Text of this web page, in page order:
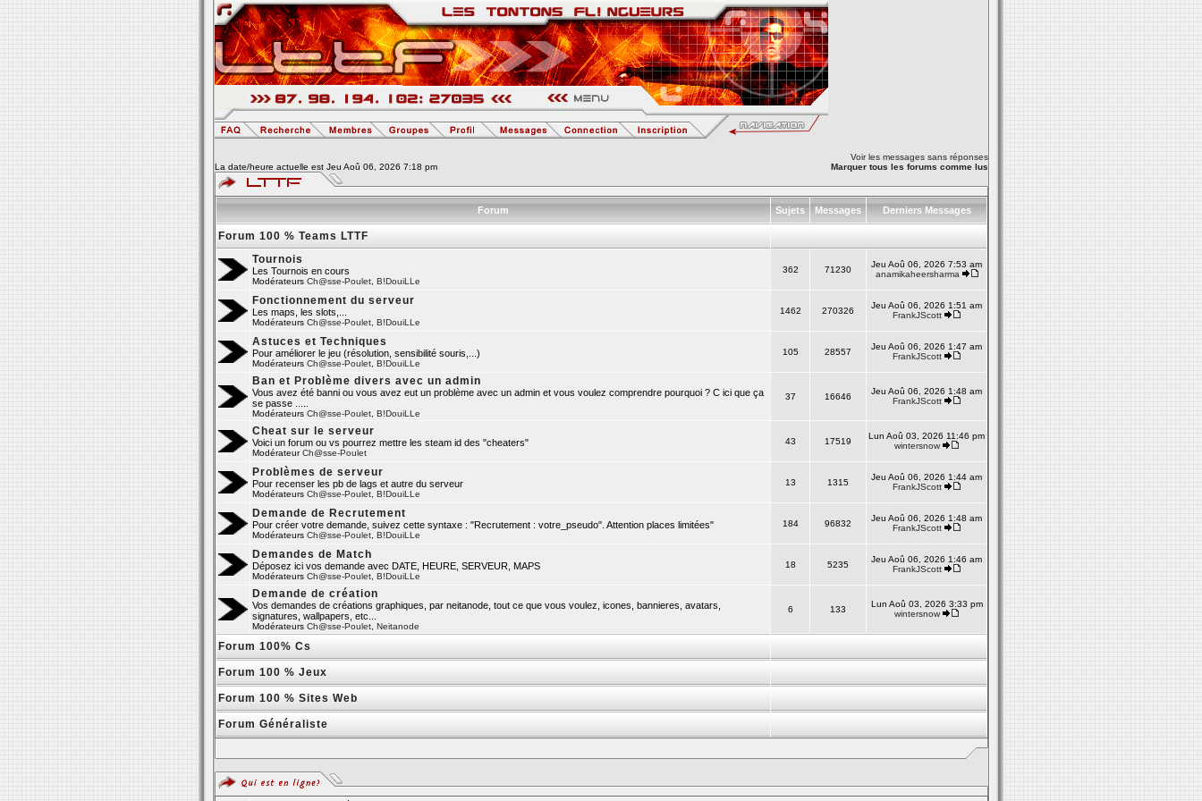
La date/heure actuelle est Jeu Aoû 06, 2026 7:18 pm
Voir les messages sans réponses
Marquer tous les forums comme lus
Forum Sujets Messages Derniers Messages
Forum 100 % Teams LTTF
Tournois
Les Tournois en cours
Modérateurs Ch@sse-Poulet B!DouiLLe
362 71230
Jeu Aoû 06, 2026 7:53 am
anamikaheersharma
Fonctionnement du serveur
Les maps, les slots,...
Modérateurs Ch@sse-Poulet B!DouiLLe
1462 270326
Jeu Aoû 06, 2026 1:51 am
FrankJScott
Astuces et Techniques
Pour améliorer le jeu (résolution, sensibilité souris,...)
Modérateurs Ch@sse-Poulet B!DouiLLe
105 28557
Jeu Aoû 06, 2026 1:47 am
FrankJScott
Ban et Problème divers avec un admin
Vous avez été banni ou vous avez eut un problème avec un admin et vous voulez comprendre pourquoi ? C ici que ça
se passe .....
Modérateurs Ch@sse-Poulet B!DouiLLe
37 16646
Jeu Aoû 06, 2026 1:48 am
FrankJScott
Cheat sur le serveur
Voici un forum ou vs pourrez mettre les steam id des "cheaters"
ModérateurCh@sse-Poulet
43 17519
Lun Aoû 03, 2026 11:46 pm
wintersnow
Problèmes de serveur
Pour recenser les pb de lags et autre du serveur
Modérateurs Ch@sse-Poulet B!DouiLLe
13 1315
Jeu Aoû 06, 2026 1:44 am
FrankJScott
Demande de Recrutement
Pour créer votre demande, suivez cette syntaxe : "Recrutement : votre_pseudo". Attention places limitées"
Modérateurs Ch@sse-Poulet B!DouiLLe
184 96832
Jeu Aoû 06, 2026 1:48 am
FrankJScott
Demandes de Match
Déposez ici vos demande avec DATE, HEURE, SERVEUR, MAPS
Modérateurs Ch@sse-Poulet B!DouiLLe
18 5235
Jeu Aoû 06, 2026 1:46 am
FrankJScott
Demande de création
Vos demandes de créations graphiques, par neitanode, tout ce que vous voulez, icones, bannieres, avatars,
signatures, wallpapers, etc...
Modérateurs Ch@sse-Poulet Neitanode
6 133
Lun Aoû 03, 2026 3:33 pm
wintersnow
Forum 100% Cs
Forum 100 % Jeux
Forum 100 % Sites Web
Forum Généraliste